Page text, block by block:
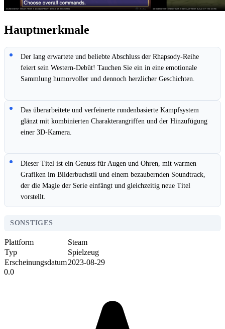
Hauptmerkmale
Der lang erwartete und beliebte Abschluss der Rhapsody-Reihe
feiert sein Western-Debüt! Tauchen Sie ein in eine emotionale
Sammlung humorvoller und dennoch herzlicher Geschichten.
Das überarbeitete und verfeinerte rundenbasierte Kampfsystem
glänzt mit kombinierten Charakterangriffen und der Hinzufügung
einer 3D-Kamera.
Dieser Titel ist ein Genuss für Augen und Ohren, mit warmen
Grafiken im Bilderbuchstil und einem bezaubernden Soundtrack,
der die Magie der Serie einfängt und gleichzeitig neue Titel
vorstellt.
SONSTIGES
Plattform
Steam
Typ
Spielzeug
Erscheinungsdatum2023-08-29
0.0